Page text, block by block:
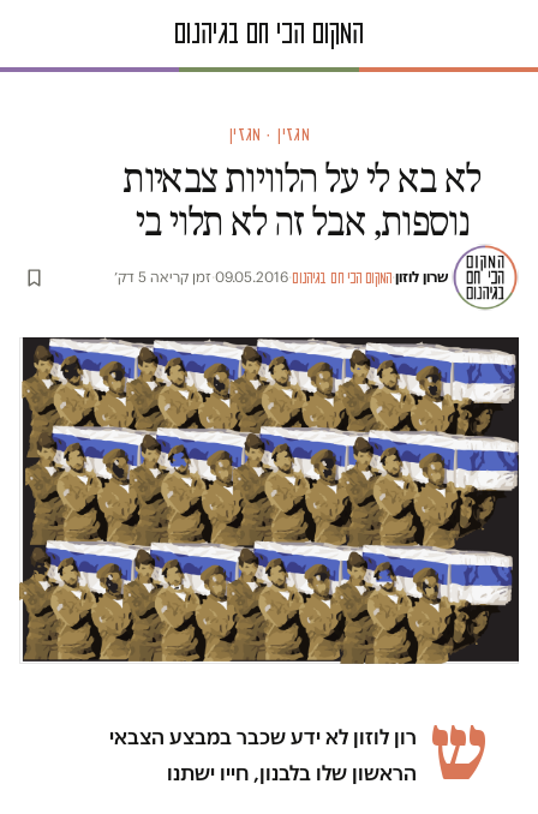
מגזין · מגזין
לא בא לי על הלוויות צבאיות
נוספות, אבל זה לא תלוי בי
שרון לוזון·המקום הכי חם בגיהנום·
09.05.2016
·זמן קריאה 5 דק׳
ש
רון לוזון לא ידע שכבר במבצע הצבאי
הראשון שלו בלבנון, חייו ישתנו